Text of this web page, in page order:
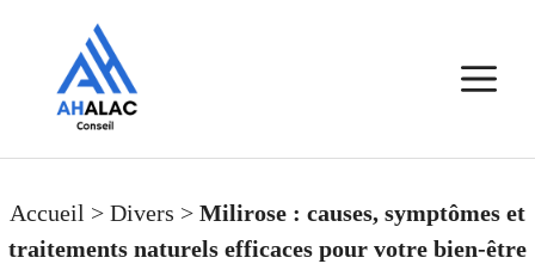
contenu
Accueil > Divers > Milirose : causes, symptômes et
traitements naturels efficaces pour votre bien-être